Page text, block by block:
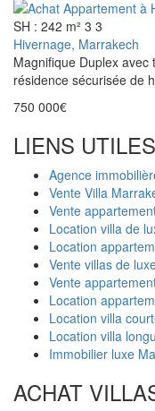
SH : 242 m² 3 3
Hivernage, Marrakech
Magnifique Duplex avec
résidence sécurisée de
750 000€
LIENS UTILES
Agence
Vente Villa
Vente
Location villa de
Location
Vente villas de
Vente
Location
Location villa
Location villa
Immobilier luxe
ACHAT